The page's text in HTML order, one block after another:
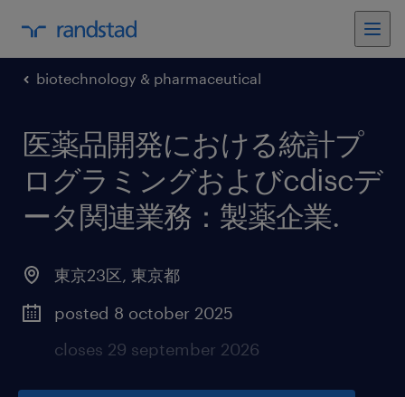
biotechnology & pharmaceutical
医薬品開発における統計プ
ログラミングおよびcdiscデ
ータ関連業務：製薬企業.
東京23区, 東京都
posted 8 october 2025
closes 29 september 2026